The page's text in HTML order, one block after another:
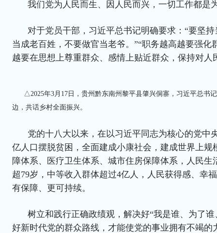
我们党为人民而生、因人民而兴，一切工作都是
对于党员干部，习近平总书记明确要求：“要坚持
当成老百姓，不要做官当老爷。”“职务越高越要强化
越要在思想上尊重群众、感情上贴近群众，保持对人
△2025年3月17日，贵州黔东南州黎平县肇兴侗寨，习近平总书
边，共话乡村全面振兴。
党的十八大以来，在以习近平同志为核心的党中
亿人口摆脱贫困，全面建成小康社会，建成世界上规
障体系、医疗卫生体系、城市住房保障体系，人民
超79岁，中等收入群体超过4亿人，人民获得感、幸
有保障、更可持续。
树立和践行正确政绩观，解决好“我是谁、为了
好新时代党的群众路线，才能使党的事业拥有不竭的